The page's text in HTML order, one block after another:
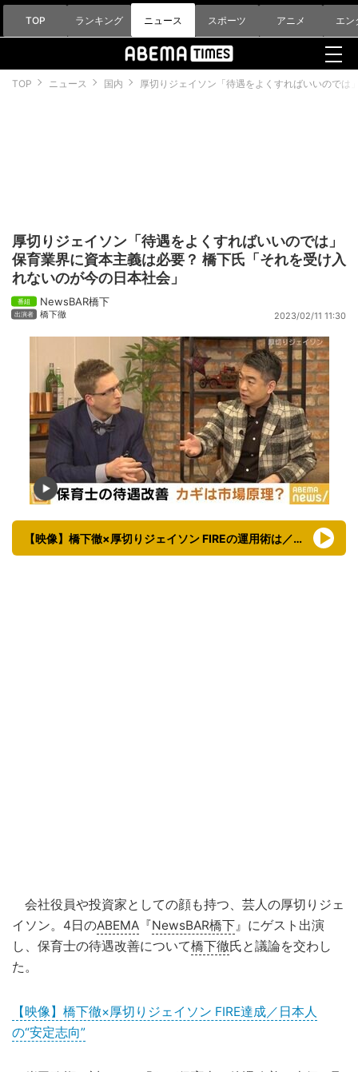
TOP ランキング ニュース スポーツ アニメ エン
TOP ニュース 国内 厚切りジェイソン「待遇をよくすればいいのでは
厚切りジェイソン「待遇をよくすればいいのでは」
保育業界に資本主義は必要？ 橋下氏「それを受け入
れないのが今の日本社会」
NewsBAR橋下
橋下徹 2023/02/11 11:30
【映像】橋下徹×厚切りジェイソン FIREの運用術は／日本人の“安定志向”
会社役員や投資家としての顔も持つ、芸人の厚切りジェ
イソン。4日のABEMA 『NewsBAR橋下』にゲスト出演
し、保育士の待遇改善について橋下徹氏と議論を交わし
た。
【映像】橋下徹×厚切りジェイソン FIRE達成／日本人
の“安定志向”